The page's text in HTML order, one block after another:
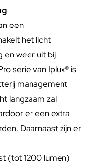
een
het licht
en weer uit bij
serie van Iplux® is
management
langzaam zal
er een extra
Daarnaast zijn er
(tot 1200 lumen)